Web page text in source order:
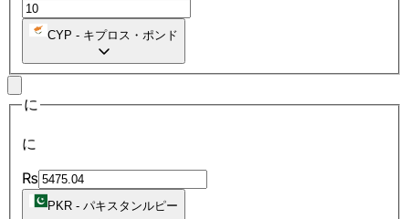
CYP - キプロス・ポンド
に
に
₨
PKR - パキスタンルピー